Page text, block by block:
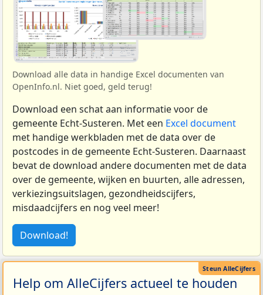
Download alle data in handige Excel documenten van
OpenInfo.nl. Niet goed, geld terug!
Download een schat aan informatie voor de
gemeente Echt-Susteren. Met een Excel document
met handige werkbladen met de data over de
postcodes in de gemeente Echt-Susteren. Daarnaast
bevat de download andere documenten met de data
over de gemeente, wijken en buurten, alle adressen,
verkiezingsuitslagen, gezondheidscijfers,
misdaadcijfers en nog veel meer!
Download!
Help om AlleCijfers actueel te houden